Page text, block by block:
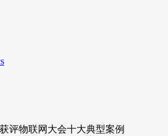
评物联网大会十大典型案例